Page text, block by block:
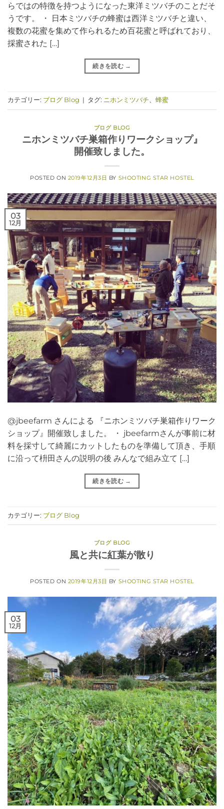
らではの特徴を持つようになった東洋ミツバチのことだそ
うです。 ・ 日本ミツバチの蜂蜜は西洋ミツバチと違い、
複数の花蜜を集めて作られるため百花蜜と呼ばれており、
採蜜された […]
続きを読む →
カテゴリー: ブログ Blog | タグ: ニホンミツバチ、 蜂蜜
ブログ BLOG
ニホンミツバチ巣箱作りワークショップ』
開催致しました。
POSTED ON 2019年12月3日 BY SHOOTING STAR HOSTEL
03
12月
@jbeefarm さんによる 『ニホンミツバチ巣箱作りワーク
ショップ』開催致しました。 ・ jbeefarmさんが事前に材
料を採寸して綺麗にカットしたものを準備して頂き、手順
に沿って枡田さんの説明の後 みんなで組み立て […]
続きを読む →
カテゴリー: ブログ Blog
ブログ BLOG
風と共に紅葉が散り
POSTED ON 2019年12月3日 BY SHOOTING STAR HOSTEL
03
12月